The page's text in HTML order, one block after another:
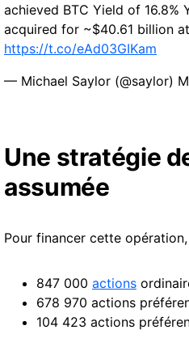
achieved BTC Yield of
acquired for ~$40.61 billion
https://t.co/eAd03GIKam
— Michael Saylor (@saylor)
Une stratégie
assumée
Pour financer cette
847 000 actions
678 970 actions
104 423 actions